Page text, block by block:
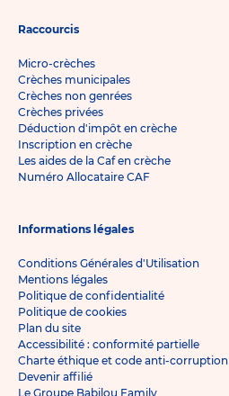
Raccourcis
Micro-crèches
Crèches municipales
Crèches non genrées
Crèches privées
Déduction d'impôt en crèche
Inscription en crèche
Les aides de la Caf en crèche
Numéro Allocataire CAF
Informations légales
Conditions Générales d'Utilisation
Mentions légales
Politique de confidentialité
Politique de cookies
Plan du site
Accessibilité : conformité partielle
Charte éthique et code anti-corruption
Devenir affilié
Le Groupe Babilou Family